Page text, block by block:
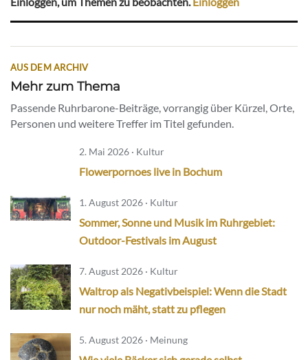
AUS DEM ARCHIV
Mehr zum Thema
Passende Ruhrbarone-Beiträge, vorrangig über Kürzel, Orte,
Personen und weitere Treffer im Titel gefunden.
2. Mai 2026 · Kultur
Flowerpornoes live in Bochum
1. August 2026 · Kultur
Sommer, Sonne und Musik im Ruhrgebiet:
Outdoor-Festivals im August
7. August 2026 · Kultur
Waltrop als Negativbeispiel: Wenn die Stadt
nur noch mäht, statt zu pflegen
5. August 2026 · Meinung